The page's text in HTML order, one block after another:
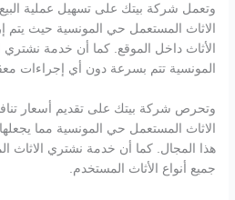
وتعمل شركة بيتك على تسهيل عملية
الاثاث المستعمل حي المونسية حيث
الأثاث داخل الموقع. كما أن خدمة
المونسية تتم بسرعة دون أي إجراءات
وتحرص شركة بيتك على تقديم أسعار
الاثاث المستعمل حي المونسية مما
هذا المجال. كما أن خدمة نشتري
جميع أنواع الأثاث المستخدم.